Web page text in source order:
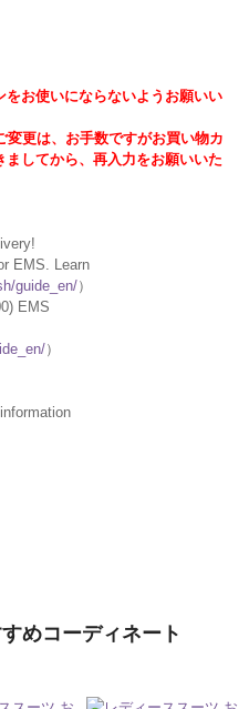
お使いにならないようお願いい
変更は、お手数ですがお買い物カ
してから、再入力をお願いいた
EMS. Learn
guide_en/）
EMS
）
めコーディネート